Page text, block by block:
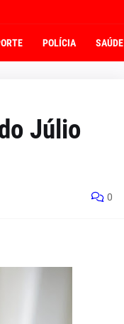
POLÍCIA SAÚDE
Júlio
0